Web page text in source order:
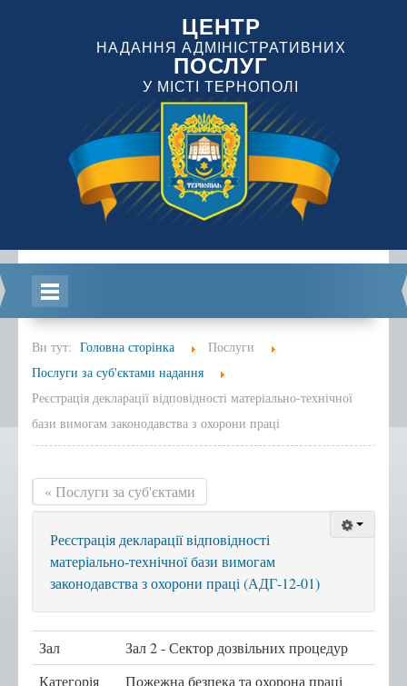
ЦЕНТР
НАДАННЯ АДМІНІСТРАТИВНИХ
ПОСЛУГ
У МІСТІ ТЕРНОПОЛІ
Головна
Інформація
Положення, Регламент
Графік роботи
Новини Тернопільської
міської ради
Корисна інформація
Віддалені робочі місця адміністраторів ЦНАП
Ви тут: Головна сторінка
Послуги
Послуги за суб'єктами надання
Реєстрація декларації відповідності матеріально-технічної
бази вимогам законодавства з охорони праці
« Послуги за суб'єктами
Реєстрація декларації відповідності
матеріально-технічної бази вимогам
законодавства з охорони праці (АДГ-12-01)
Зал
Зал 2 - Сектор дозвільних процедур
Категорія
Пожежна безпека та охорона праці